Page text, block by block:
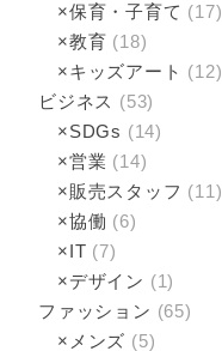
×保育・子育て (17)
×教育 (18)
×キッズアート (12)
ビジネス (53)
×SDGs (14)
×営業 (14)
×販売スタッフ (11)
×協働 (6)
×IT (7)
×デザイン (1)
ファッション (65)
×メンズ (5)